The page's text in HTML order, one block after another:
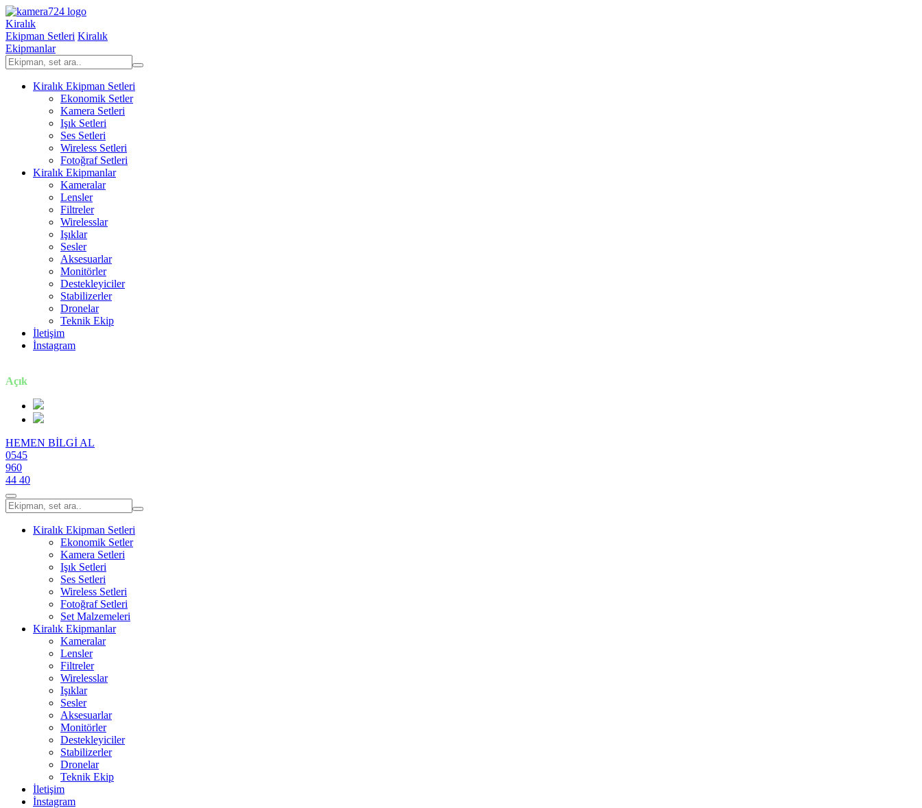
Kiralık
Ekipman Setleri Kiralık
Ekipmanlar
Kiralık Ekipman Setleri
Ekonomik Setler
Kamera Setleri
Işık Setleri
Ses Setleri
Wireless Setleri
Fotoğraf Setleri
Kiralık Ekipmanlar
Kameralar
Lensler
Filtreler
Wirelesslar
Işıklar
Sesler
Aksesuarlar
Monitörler
Destekleyiciler
Stabilizerler
Dronelar
Teknik Ekip
İletişim
İnstagram
Açık
HEMEN BİLGİ AL
0545
960
44 40
Kiralık Ekipman Setleri
Ekonomik Setler
Kamera Setleri
Işık Setleri
Ses Setleri
Wireless Setleri
Fotoğraf Setleri
Set Malzemeleri
Kiralık Ekipmanlar
Kameralar
Lensler
Filtreler
Wirelesslar
Işıklar
Sesler
Aksesuarlar
Monitörler
Destekleyiciler
Stabilizerler
Dronelar
Teknik Ekip
İletişim
İnstagram